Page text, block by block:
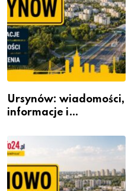
Ursynów: wiadomości,
informacje i